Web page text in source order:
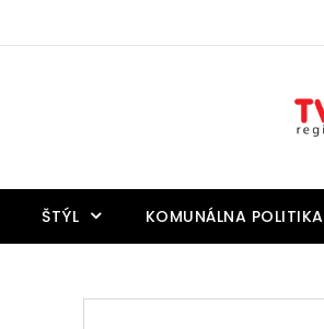
ŠTÝL KOMUNÁLNA POLITIKA